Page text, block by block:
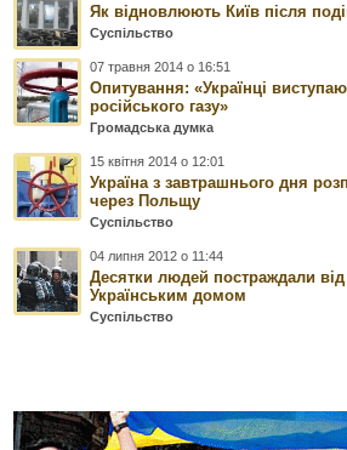
Як відновлюють Київ після
Суспільство
07 травня 2014 о 16:51
Опитування: «Українці
російського газу»
Громадська думка
15 квітня 2014 о 12:01
Україна з завтрашнього дня
через Польщу
Суспільство
04 липня 2012 о 11:44
Десятки людей постраждали від
Українським домом
Суспільство